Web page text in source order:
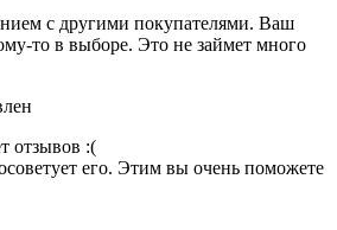
с другими покупателями. Ваш
то в выборе. Это не займет много
отзывов :(
его. Этим вы очень поможете